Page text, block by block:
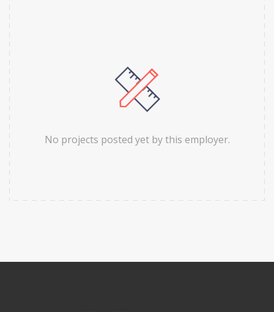
No projects posted yet by this employer.